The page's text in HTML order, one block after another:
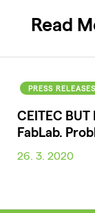
Read
PRESS RELEASES
CEITEC
FabLab.
26. 3. 2020